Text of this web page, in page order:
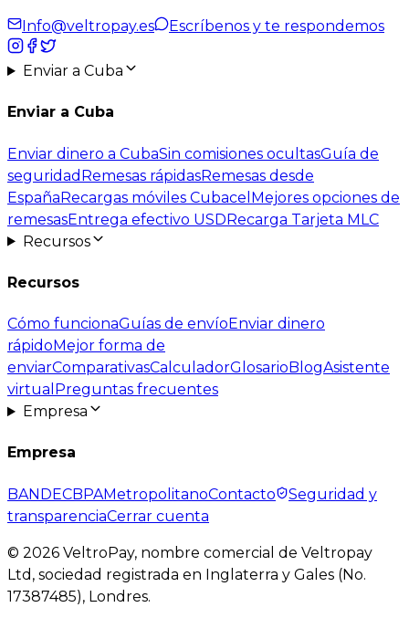
Info@veltropay.es Escríbenos y te respondemos
Enviar a Cuba
Enviar a Cuba
Enviar dinero a CubaSin comisiones ocultasGuía de
seguridad Remesas rápidasRemesas desde
EspañaRecargas móviles Cubacel Mejores opciones de
remesasEntrega efectivo USDRecarga Tarjeta MLC
Recursos
Recursos
Cómo funcionaGuías de envío Enviar dinero
rápido Mejor forma de
enviarComparativasCalculadorGlosario BlogAsistente
virtual Preguntas frecuentes
Empresa
Empresa
BANDECBPAMetropolitanoContacto
Seguridad y
transparenciaCerrar cuenta
© 2026 VeltroPay, nombre comercial de Veltropay
Ltd, sociedad registrada en Inglaterra y Gales (No.
17387485), Londres.